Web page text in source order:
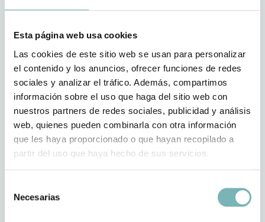
Esta página web usa cookies
Las cookies de este sitio web se usan para personalizar
el contenido y los anuncios, ofrecer funciones de redes
sociales y analizar el tráfico. Además, compartimos
información sobre el uso que haga del sitio web con
nuestros partners de redes sociales, publicidad y análisis
web, quienes pueden combinarla con otra información
que les haya proporcionado o que hayan recopilado a
partir del uso que haya hecho de sus servicios.
Necesarias
pueden interesar
¿Buscas cobertura sanitaria privada de toda confianza para
atender cualquier otra necesidad? También ofrecemos estos